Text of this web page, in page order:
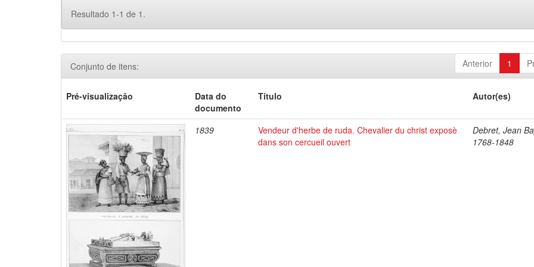
Resultado 1-1 de 1.
Anterior 1
Conjunto de itens:
Pré-visualização
Data do
documento
Título Autor(es)
1839
Vendeur d'herbe de ruda. Chevalier du christ exposè
dans son cercueil ouvert
Debret, Jean
1768-1848